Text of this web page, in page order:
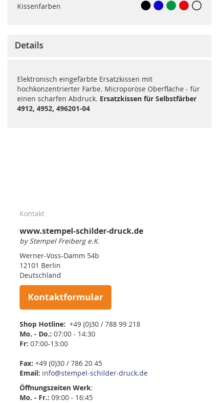
Kissenfarben
Details
Elektronisch eingefärbte Ersatzkissen mit
hochkonzentrierter Farbe. Microporöse Oberfläche - für
einen scharfen Abdruck. Ersatzkissen für Selbstfärber
4912, 4952, 496201-04
Kontakt
www.stempel-schilder-druck.de
by Stempel Freiberg e.K.
Werner-Voss-Damm 54b
12101 Berlin
Deutschland
Kontaktformular
Shop Hotline: +49 (0)30 / 788 99 218
Mo. - Do.: 07:00 - 14:30
Fr: 07:00-13:00
Fax: +49 (0)30 / 786 20 45
Email: info@stempel-schilder-druck.de
Öffnungszeiten Werk:
Mo. - Fr.: 09:00 - 16:45